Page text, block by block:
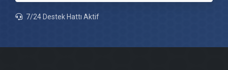
Keles Şömine Yapımı
Keles Mermer & Doğal Taş
7/24 Destek Hattı Aktif